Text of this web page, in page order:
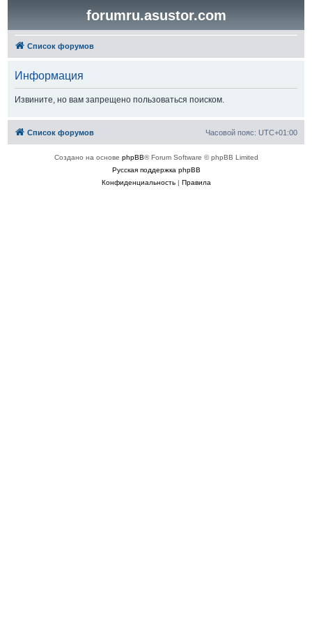
forumru.asustor.com
Список форумов
Информация
Извините, но вам запрещено пользоваться поиском.
Список форумов Часовой пояс: UTC+01:00
Создано на основе phpBB® Forum Software © phpBB Limited
Русская поддержка phpBB
Конфиденциальность| Правила